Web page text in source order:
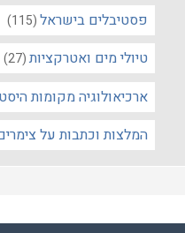
פסטיבלים בישראל(115)
טיולי מים ואטרקציות(27)
ארכיאולוגיה מקומות
המלצות וכתבות על